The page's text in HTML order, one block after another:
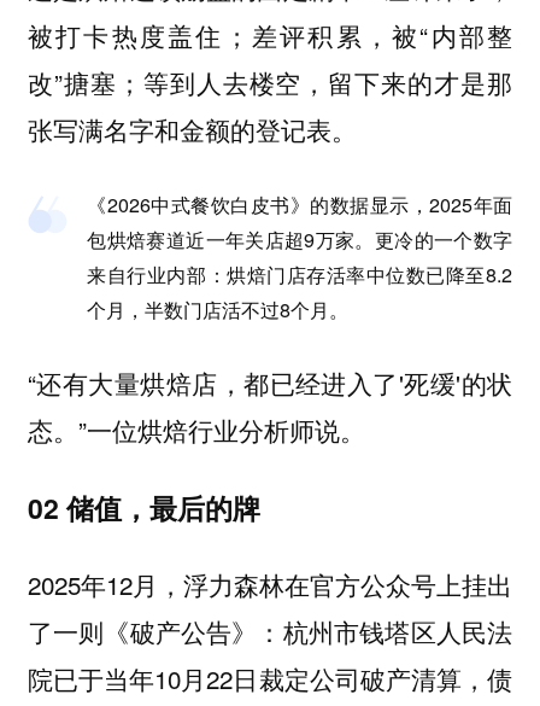
被打卡热度盖住；差评积累，被“内部整
改”搪塞；等到人去楼空，留下来的才是那
张写满名字和金额的登记表。
《2026中式餐饮白皮书》的数据显示，2025年面
包烘焙赛道近一年关店超9万家。更冷的一个数字
来自行业内部：烘焙门店存活率中位数已降至8.2
个月，半数门店活不过8个月。
“还有大量烘焙店，都已经进入了'死缓'的状
态。”一位烘焙行业分析师说。
02 储值，最后的牌
2025年12月，浮力森林在官方公众号上挂出
了一则《破产公告》：杭州市钱塔区人民法
院已于当年10月22日裁定公司破产清算，债